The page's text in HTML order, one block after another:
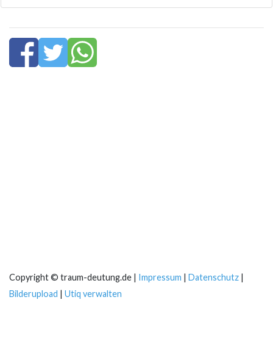
Copyright © traum-deutung.de | Impressum | Datenschutz |
Bilderupload | Utiq verwalten